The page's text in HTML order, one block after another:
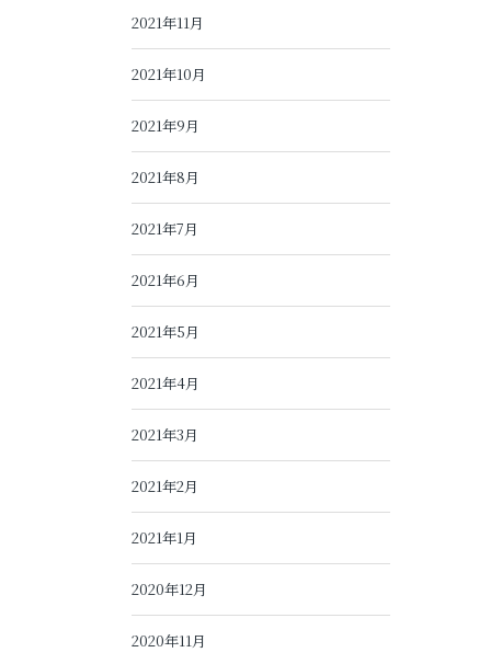
2021年11月
2021年10月
2021年9月
2021年8月
2021年7月
2021年6月
2021年5月
2021年4月
2021年3月
2021年2月
2021年1月
2020年12月
2020年11月